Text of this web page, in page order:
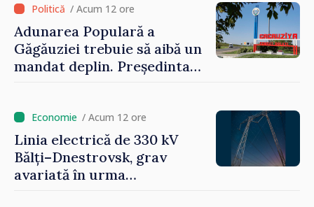
perioada 2024–2034,
publicat în Monitorul Oficial
/ Acum 12 ore
Adunarea Populară a
Găgăuziei trebuie să aibă un
mandat deplin. Președinta
/ Acum 12 ore
Linia electrică de 330 kV
Bălți–Dnestrovsk, grav
avariată în urma